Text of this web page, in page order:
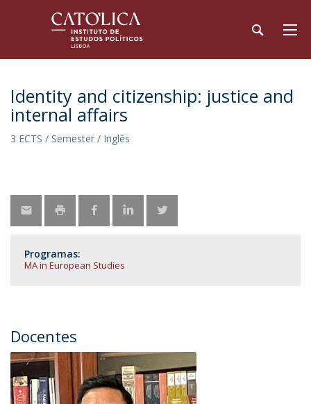
Identity and citizenship: justice and
internal affairs
3 ECTS / Semester / Inglês
Programas:
MA in European Studies
Docentes